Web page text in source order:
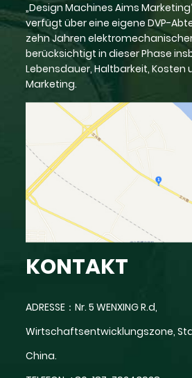
„Design Machines Aims Marketing“
verfügt über eine eigene DVP-
zehn Jahren
berücksichtigt in dieser Phase
Lebensdauer, Haltbarkeit, Kosten
Marketing.
KONTAKT
ADRESSE：Nr. 5 WENXING R.d,
Wirtschaftsentwicklungszone,
China.